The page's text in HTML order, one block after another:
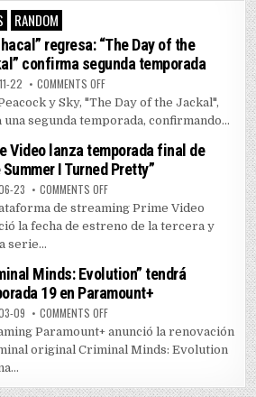
RANDOM
regresa: “The Day of the
confirma segunda temporada
22 COMMENTS OFFON EL “CHACAL” REGRESA: “THE
y Sky, "The Day of the Jackal",
segunda temporada, confirmando...
Video lanza temporada final de
Summer I Turned Pretty”
23 COMMENTS OFFON PRIME VIDEO LANZA
de streaming Prime Video
la fecha de estreno de la tercera y
serie...
Minds: Evolution” tendrá
19 en Paramount+
09 COMMENTS OFFON “CRIMINAL MINDS:
Paramount+ anunció la renovación
original Criminal Minds: Evolution